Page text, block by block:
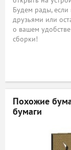
Будем рады, если
друзьями или
о вашем
сборки!
Похожие
бумаги